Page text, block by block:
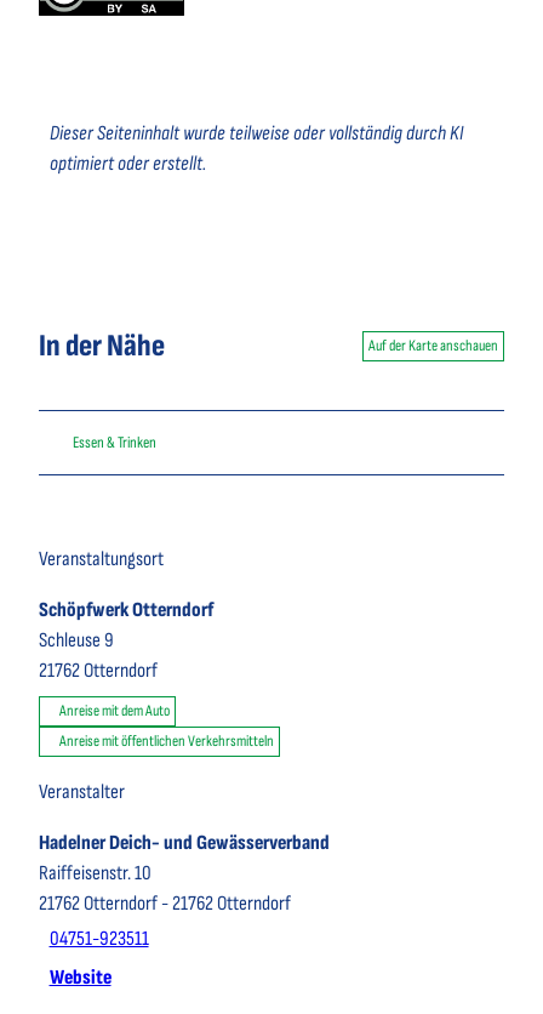
Dieser Seiteninhalt wurde teilweise oder vollständig durch KI
optimiert oder erstellt.
In der Nähe Auf der Karte anschauen
Essen & Trinken
Veranstaltungsort
Schöpfwerk Otterndorf
Schleuse 9
21762 Otterndorf
Anreise mit dem Auto
Anreise mit öffentlichen Verkehrsmitteln
Veranstalter
Hadelner Deich- und Gewässerverband
Raiffeisenstr. 10
21762 Otterndorf- 21762 Otterndorf
04751-923511
Website